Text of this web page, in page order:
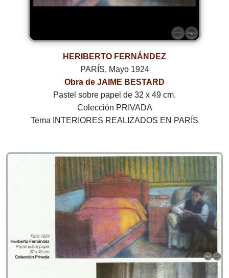
HERIBERTO FERNÁNDEZ
PARÍS, Mayo 1924
Obra de JAIME BESTARD
Pastel sobre papel de 32 x 49 cm.
Colección PRIVADA
Tema INTERIORES REALIZADOS EN PARÍS